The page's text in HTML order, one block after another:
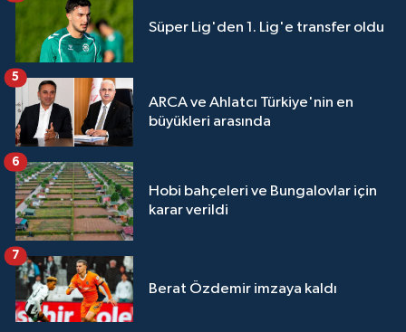
Süper Lig'den 1. Lig'e transfer oldu
ARCA ve Ahlatcı Türkiye'nin en
büyükleri arasında
5
Hobi bahçeleri ve Bungalovlar için
karar verildi
6
Berat Özdemir imzaya kaldı
7